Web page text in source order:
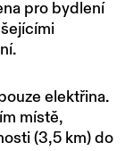
pro bydlení
elektřina.
místě,
(3,5 km) do